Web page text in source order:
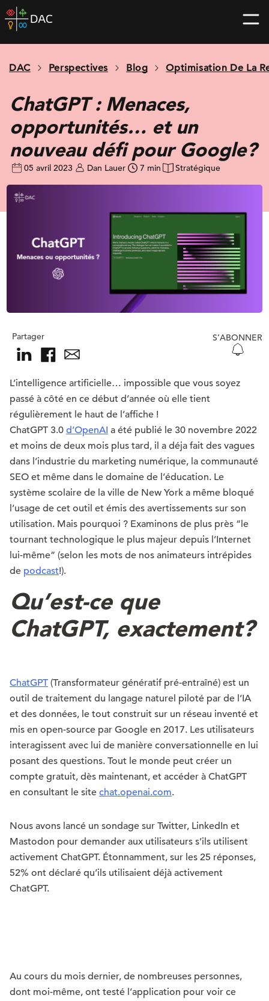
Skip
to
home
DAC Perspectives Blog Optimisation De La
ChatGPT : Menaces,
opportunités… et un
nouveau défi pour Google?
05 avril 2023 Dan Lauer 7 min Stratégique
Partager S’ABONNER
L’intelligence artificielle… impossible que vous soyez
passé à côté en ce début d’année où elle tient
régulièrement le haut de l’affiche !
ChatGPT 3.0 d’OpenAI a été publié le 30 novembre 2022
et moins de deux mois plus tard, il a déja fait des vagues
dans l’industrie du marketing numérique, la communauté
SEO et même dans le domaine de l’éducation. Le
système scolaire de la ville de New York a même bloqué
l’usage de cet outil et émis des avertissements sur son
utilisation. Mais pourquoi ? Examinons de plus près “le
tournant technologique le plus majeur depuis l’Internet
lui-même” (selon les mots de nos animateurs intrépides
de podcast!).
Qu’est-ce que
ChatGPT, exactement?
ChatGPT (Transformateur génératif pré-entraîné) est un
outil de traitement du langage naturel piloté par de l’IA
et des données, le tout construit sur un réseau inventé et
mis en open-source par Google en 2017. Les utilisateurs
interagissent avec lui de manière conversationnelle en lui
posant des questions. Tout le monde peut créer un
compte gratuit, dès maintenant, et accéder à ChatGPT
en consultant le site chat.openai.com.
Nous avons lancé un sondage sur Twitter, LinkedIn et
Mastodon pour demander aux utilisateurs s’ils utilisent
activement ChatGPT. Étonnamment, sur les 25 réponses,
52% ont déclaré qu’ils utilisaient déjà activement
ChatGPT.
Au cours du mois dernier, de nombreuses personnes,
dont moi-même, ont testé l’application pour voir ce